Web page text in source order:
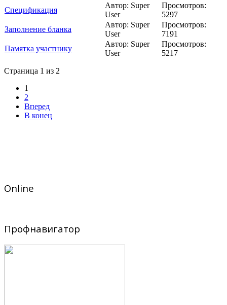
Спецификация
Автор: Super
User
Просмотров:
5297
Заполнение бланка
Автор: Super
User
Просмотров:
7191
Памятка участнику
Автор: Super
User
Просмотров:
5217
Страница 1 из 2
1
2
Вперед
В конец
Online
Профнавигатор